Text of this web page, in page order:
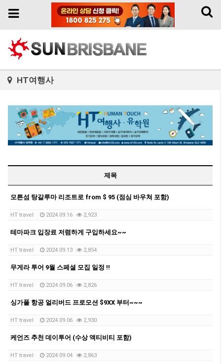
Toggle
Toggle
HT여행사
제목
모튼섬 탕갈루마 리조트로 from $ 95 (점심 바우쳐 포함)
HT travel 2024.09.16 2,923
테마파크 입장료 저렴하게 구입하세요~~
HT travel 2024.09.13 2,854
무게라 투어 9월 스페셜 모집 일정 !!
HT travel 2024.09.06 2,826
싱가폴 항공 얼리버드 프로모션 $9XX 부터~~~
HT travel 2024.09.06 2,930
케언즈 추천 데이투어 (수상 액티비티 포함)
HT travel 2024.09.04 2,863